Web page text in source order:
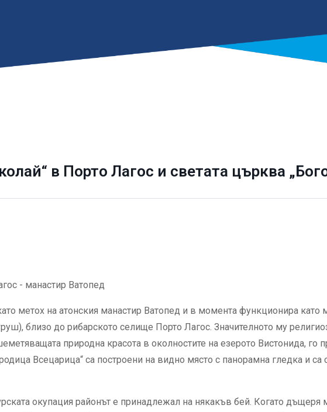
в Порто Лагос и светата църква
- манастир Ватопед
метох на атонския манастир Ватопед и в момента функционира
близо до рибарското селище Порто Лагос. Значителното му
природна красота в околностите на езерото Вистонида, го
Всецарица“ са построени на видно място с панорамна гледка и
окупация районът е принадлежал на някакъв бей. Когато дъщеря